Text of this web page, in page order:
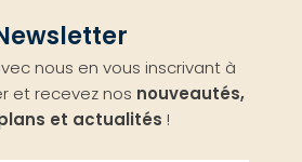
nous en vous inscrivant à
et recevez nos nouveautés,
et actualités !